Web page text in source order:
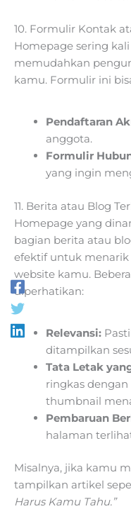
10. Formulir Kontak
Homepage sering
memudahkan
kamu. Formulir ini
Pendaftaran
anggota.
Formulir
yang ingin
11. Berita atau Blog
Homepage yang
bagian berita atau
efektif untuk
website kamu.
diperhatikan:
Relevansi:
ditampilkan
Tata Letak
ringkas
thumbnail
Pembaruan
halaman
Misalnya, jika kamu
tampilkan artikel
Harus Kamu Tahu.”